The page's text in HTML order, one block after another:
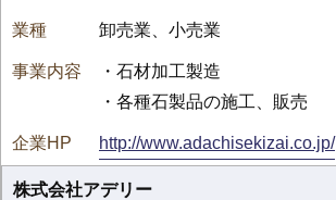
卸売業、小売業
・石材加工製造
・各種石製品の施工、販売
http://www.adachisekizai.co.jp/
株式会社アデリー